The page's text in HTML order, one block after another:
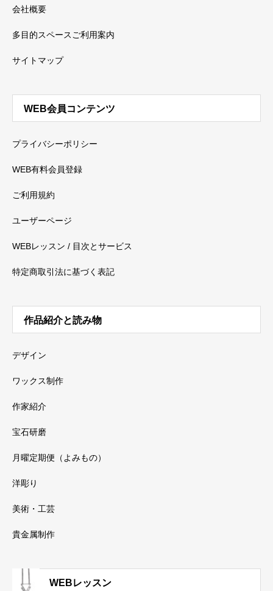
会社概要
多目的スペースご利用案内
サイトマップ
WEB会員コンテンツ
プライバシーポリシー
WEB有料会員登録
ご利用規約
ユーザーページ
WEBレッスン / 目次とサービス
特定商取引法に基づく表記
作品紹介と読み物
デザイン
ワックス制作
作家紹介
宝石研磨
月曜定期便（よみもの）
洋彫り
美術・工芸
貴金属制作
WEBレッスン